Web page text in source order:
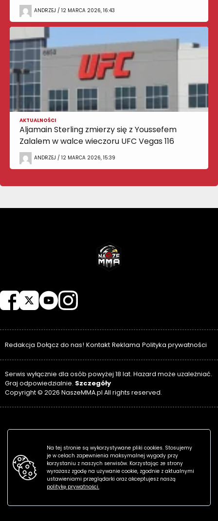
ANDRZEJ / 12 MARCA 2026, 16:43
AKTUALNOŚCI
Aljamain Sterling zmierzy się z Youssefem
Zalalem w walce wieczoru UFC Vegas 116
ANDRZEJ / 12 MARCA 2026, 15:39
Redakcja Dołącz do nas! Kontakt Reklama Polityka prywatności
Serwis wyłącznie dla osób powyżej 18 lat. Hazard może uzależniać.
Graj odpowiedzialnie. Szczegóły
Copyright © 2026 NaszeMMA.pl All rights reserved.
Na tej stronie są wykorzystywane pliki cookies. Stosujemy
je w celach zapewnienia maksymalnej wygody przy
korzystaniu z naszych serwisów. Korzystając ze strony
wyrażasz zgodę na używanie cookie, zgodnie z aktualnymi
ustawieniami przeglądarki oraz akceptujesz naszą
politykę prywatności.